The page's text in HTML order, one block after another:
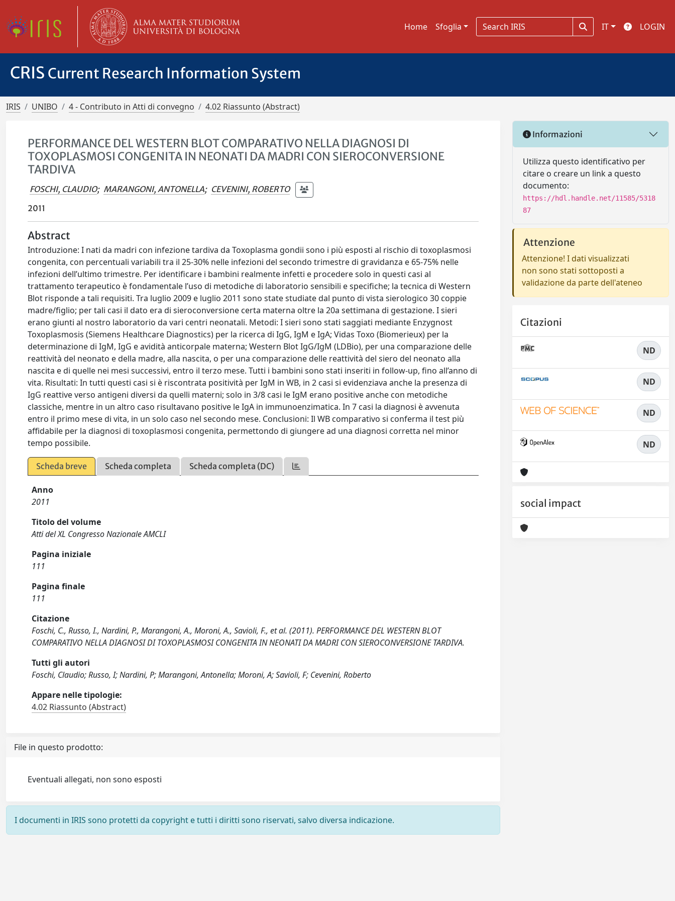
Home Sfoglia IT LOGIN
CRIS Current Research Information System
IRIS UNIBO 4 - Contributo in Atti di convegno 4.02 Riassunto (Abstract)
PERFORMANCE DEL WESTERN BLOT COMPARATIVO NELLA DIAGNOSI DI
TOXOPLASMOSI CONGENITA IN NEONATI DA MADRI CON SIEROCONVERSIONE
TARDIVA
FOSCHI, CLAUDIO; MARANGONI, ANTONELLA; CEVENINI, ROBERTO
2011
Abstract
Introduzione: I nati da madri con infezione tardiva da Toxoplasma gondii sono i più esposti al rischio di toxoplasmosi
congenita, con percentuali variabili tra il 25-30% nelle infezioni del secondo trimestre di gravidanza e 65-75% nelle
infezioni dell’ultimo trimestre. Per identificare i bambini realmente infetti e procedere solo in questi casi al
trattamento terapeutico è fondamentale l’uso di metodiche di laboratorio sensibili e specifiche; la tecnica di Western
Blot risponde a tali requisiti. Tra luglio 2009 e luglio 2011 sono state studiate dal punto di vista sierologico 30 coppie
madre/figlio; per tali casi il dato era di sieroconversione certa materna oltre la 20a settimana di gestazione. I sieri
erano giunti al nostro laboratorio da vari centri neonatali. Metodi: I sieri sono stati saggiati mediante Enzygnost
Toxoplasmosis (Siemens Healthcare Diagnostics) per la ricerca di IgG, IgM e IgA; Vidas Toxo (Biomerieux) per la
determinazione di IgM, IgG e avidità anticorpale materna; Western Blot IgG/IgM (LDBio), per una comparazione delle
reattività del neonato e della madre, alla nascita, o per una comparazione delle reattività del siero del neonato alla
nascita e di quelle nei mesi successivi, entro il terzo mese. Tutti i bambini sono stati inseriti in follow-up, fino all’anno di
vita. Risultati: In tutti questi casi si è riscontrata positività per IgM in WB, in 2 casi si evidenziava anche la presenza di
IgG reattive verso antigeni diversi da quelli materni; solo in 3/8 casi le IgM erano positive anche con metodiche
classiche, mentre in un altro caso risultavano positive le IgA in immunoenzimatica. In 7 casi la diagnosi è avvenuta
entro il primo mese di vita, in un solo caso nel secondo mese. Conclusioni: Il WB comparativo si conferma il test più
affidabile per la diagnosi di toxoplasmosi congenita, permettondo di giungere ad una diagnosi corretta nel minor
tempo possibile.
Scheda breve Scheda completa Scheda completa (DC)
Anno
2011
Titolo del volume
Atti del XL Congresso Nazionale AMCLI
Pagina iniziale
111
Pagina finale
111
Citazione
Foschi, C., Russo, I., Nardini, P., Marangoni, A., Moroni, A., Savioli, F., et al. (2011). PERFORMANCE DEL WESTERN BLOT
COMPARATIVO NELLA DIAGNOSI DI TOXOPLASMOSI CONGENITA IN NEONATI DA MADRI CON SIEROCONVERSIONE TARDIVA.
Tutti gli autori
Foschi, Claudio; Russo, I; Nardini, P; Marangoni, Antonella; Moroni, A; Savioli, F; Cevenini, Roberto
Appare nelle tipologie:
4.02 Riassunto (Abstract)
File in questo prodotto:
Eventuali allegati, non sono esposti
I documenti in IRIS sono protetti da copyright e tutti i diritti sono riservati, salvo diversa indicazione.
Informazioni
Utilizza questo identificativo per
citare o creare un link a questo
documento:
https://hdl.handle.net/11585/5318
87
Attenzione
Attenzione! I dati visualizzati
non sono stati sottoposti a
validazione da parte dell'ateneo
Citazioni
ND
ND
ND
ND
social impact